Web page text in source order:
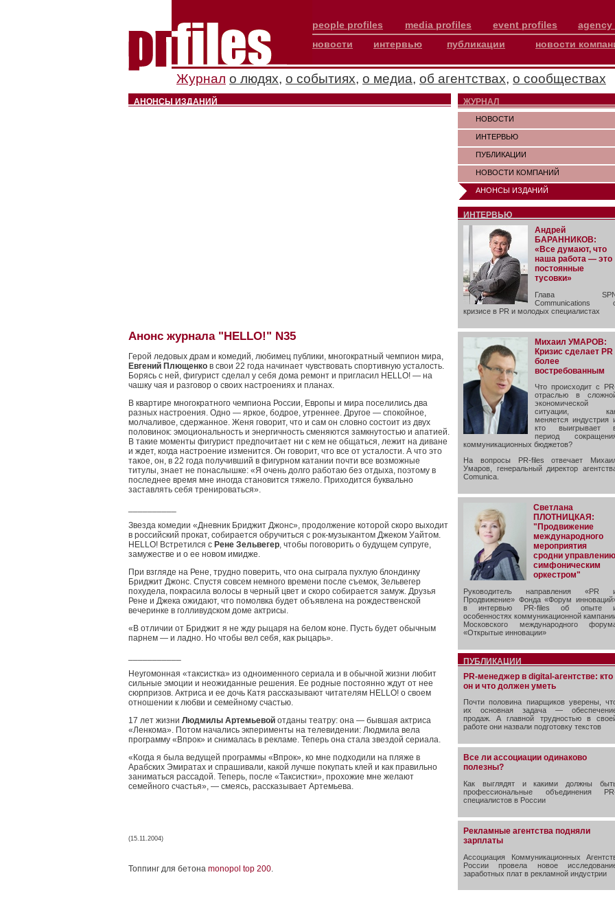
people profiles media profiles event profiles agency
новости
интервью публикации новости
Журнал о людях, о событиях, о медиа, об агентствах, о сообществах
АНОНСЫ ИЗДАНИЙ
Анонс журнала "HELLO!" N35
Герой ледовых драм и комедий, любимец публики, многократный чемпион мира,
Евгений Плющенко в свои 22 года начинает чувствовать спортивную усталость.
Борясь с ней, фигурист сделал у себя дома ремонт и пригласил HELLO! — на
чашку чая и разговор о своих настроениях и планах.
В квартире многократного чемпиона России, Европы и мира поселились два
разных настроения. Одно — яркое, бодрое, утреннее. Другое — спокойное,
молчаливое, сдержанное. Женя говорит, что и сам он словно состоит из двух
половинок: эмоциональность и энергичность сменяются замкнутостью и апатией.
В такие моменты фигурист предпочитает ни с кем не общаться, лежит на диване
и ждет, когда настроение изменится. Он говорит, что все от усталости. А что это
такое, он, в 22 года получивший в фигурном катании почти все возможные
титулы, знает не понаслышке: «Я очень долго работаю без отдыха, поэтому в
последнее время мне иногда становится тяжело. Приходится буквально
заставлять себя тренироваться».
Звезда комедии «Дневник Бриджит Джонс», продолжение которой скоро выходит
в российский прокат, собирается обручиться с рок-музыкантом Джеком Уайтом.
HELLO! Встретился с Рене Зельвегер, чтобы поговорить о будущем супруге,
замужестве и о ее новом имидже.
При взгляде на Рене, трудно поверить, что она сыграла пухлую блондинку
Бриджит Джонс. Спустя совсем немного времени после съемок, Зельвегер
похудела, покрасила волосы в черный цвет и скоро собирается замуж. Друзья
Рене и Джека ожидают, что помолвка будет объявлена на рождественской
вечеринке в голливудском доме актрисы.
«В отличии от Бриджит я не жду рыцаря на белом коне. Пусть будет обычным
парнем — и ладно. Но чтобы вел себя, как рыцарь».
Неугомонная «таксистка» из одноименного сериала и в обычной жизни любит
сильные эмоции и неожиданные решения. Ее родные постоянно ждут от нее
сюрпризов. Актриса и ее дочь Катя рассказывают читателям HELLO! о своем
отношении к любви и семейному счастью.
17 лет жизни Людмилы Артемьевой отданы театру: она — бывшая актриса
«Ленкома». Потом начались экперименты на телевидении: Людмила вела
программу «Впрок» и снималась в рекламе. Теперь она стала звездой сериала.
«Когда я была ведущей программы «Впрок», ко мне подходили на пляже в
Арабских Эмиратах и спрашивали, какой лучше покупать клей и как правильно
заниматься рассадой. Теперь, после «Таксистки», прохожие мне желают
семейного счастья», — смеясь, рассказывает Артемьева.
(15.11.2004)
Топпинг для бетона monopol top 200.
ЖУРНАЛ
НОВОСТИ
ИНТЕРВЬЮ
ПУБЛИКАЦИИ
НОВОСТИ КОМПАНИЙ
АНОНСЫ ИЗДАНИЙ
ИНТЕРВЬЮ
Андрей
БАРАННИКОВ:
«Все думают, что
наша работа — это
постоянные
тусовки»
Глава
Communications
кризисе в PR и молодых специалистах
Михаил УМАРОВ:
Кризис сделает PR
более
востребованным
Что происходит с
отраслью в
экономической
ситуации,
меняется индустрия
кто выигрывает
период
коммуникационных бюджетов?
На вопросы PR-files отвечает
Умаров, генеральный директор
Comunica.
Светлана
ПЛОТНИЦКАЯ:
"Продвижение
международного
мероприятия
сродни управлению
симфоническим
оркестром"
Руководитель направления «PR
Продвижение» Фонда «Форум
в интервью PR-files об опыте
особенностях коммуникационной
Московского международного
«Открытые инновации»
ПУБЛИКАЦИИ
PR-менеджер в digital-агентстве: кто
он и что должен уметь
Почти половина пиарщиков уверены,
их основная задача —
продаж. А главной трудностью в
работе они назвали подготовку текстов
Все ли ассоциации одинаково
полезны?
Как выглядят и какими должны
профессиональные объединения
специалистов в России
Рекламные агентства подняли
зарплаты
Ассоциация Коммуникационных
России провела новое
заработных плат в рекламной индустрии